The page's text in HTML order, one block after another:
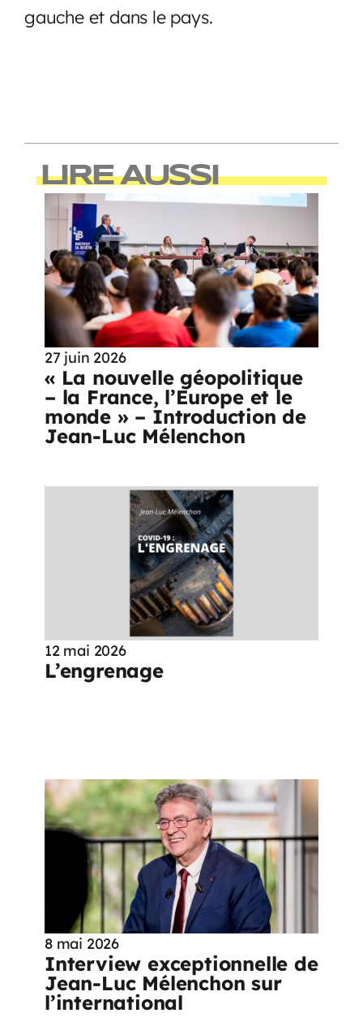
gauche et dans le pays.
LIRE AUSSI
27 juin 2026
« La nouvelle géopolitique
– la France, l’Europe et le
monde » – Introduction de
Jean-Luc Mélenchon
12 mai 2026
L’engrenage
8 mai 2026
Interview exceptionnelle de
Jean-Luc Mélenchon sur
l’international